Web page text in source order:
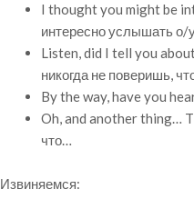
I thought you might be
интересно услышать о/
Listen, did I tell you
никогда не поверишь,
By the way, have you
Oh, and another thing…
что…
Извиняемся: